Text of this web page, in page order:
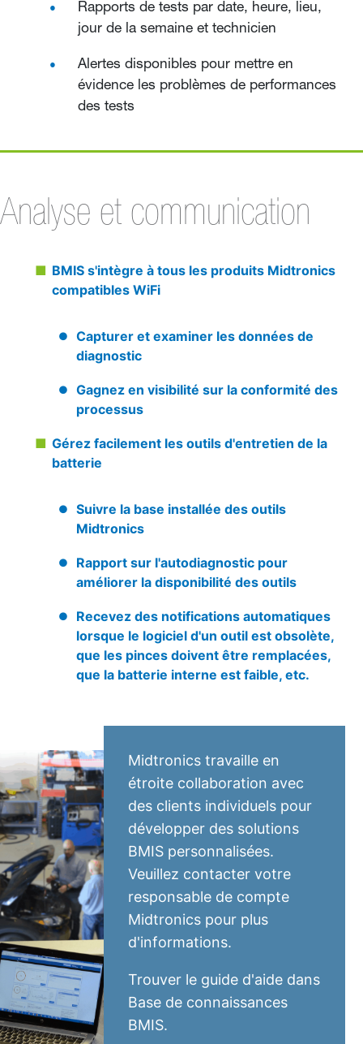
Rapports de tests par date, heure, lieu,
jour de la semaine et technicien
Alertes disponibles pour mettre en
évidence les problèmes de performances
des tests
Analyse et communication
BMIS s'intègre à tous les produits Midtronics
compatibles WiFi
Capturer et examiner les données de
diagnostic
Gagnez en visibilité sur la conformité des
processus
Gérez facilement les outils d'entretien de la
batterie
Suivre la base installée des outils
Midtronics
Rapport sur l'autodiagnostic pour
améliorer la disponibilité des outils
Recevez des notifications automatiques
lorsque le logiciel d'un outil est obsolète,
que les pinces doivent être remplacées,
que la batterie interne est faible, etc.
Midtronics travaille en
étroite collaboration avec
des clients individuels pour
développer des solutions
BMIS personnalisées.
Veuillez contacter votre
responsable de compte
Midtronics pour plus
d'informations.
Trouver le guide d'aide dans
Base de connaissances
BMIS.